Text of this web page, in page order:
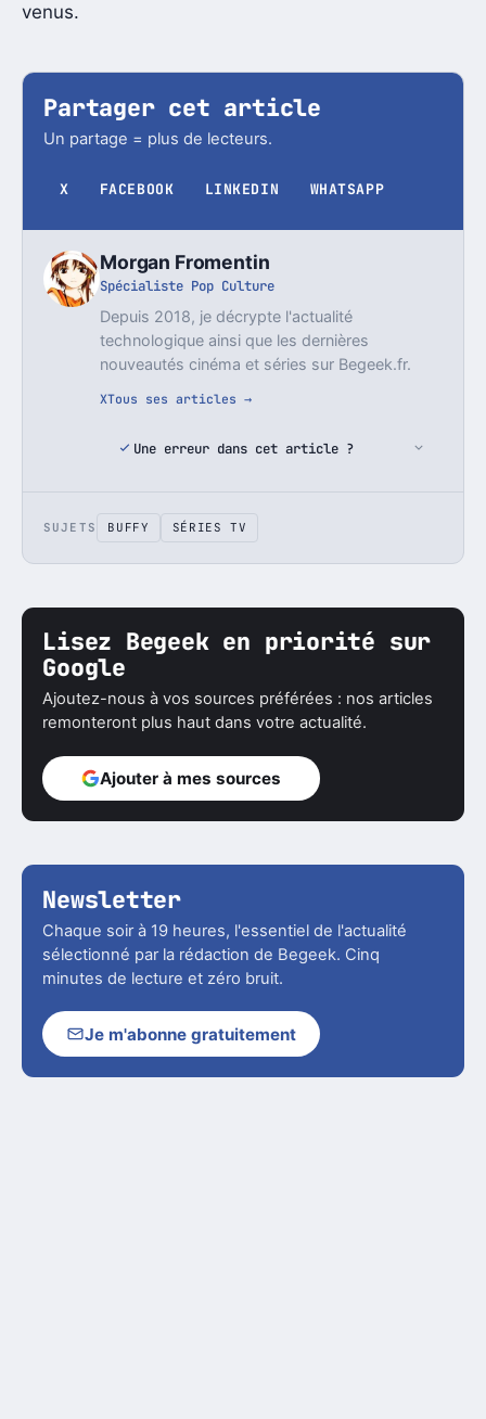
venus.
Partager cet article
Un partage = plus de lecteurs.
X FACEBOOK LINKEDIN WHATSAPP
Morgan Fromentin
Spécialiste Pop Culture
Depuis 2018, je décrypte l'actualité
technologique ainsi que les dernières
nouveautés cinéma et séries sur Begeek.fr.
XTous ses articles →
Une erreur dans cet article ?
SUJETS BUFFY SÉRIES TV
Lisez Begeek en priorité sur
Google
Ajoutez-nous à vos sources préférées : nos articles
remonteront plus haut dans votre actualité.
Ajouter à mes sources
Newsletter
Chaque soir à 19 heures, l'essentiel de l'actualité
sélectionné par la rédaction de Begeek. Cinq
minutes de lecture et zéro bruit.
Je m'abonne gratuitement